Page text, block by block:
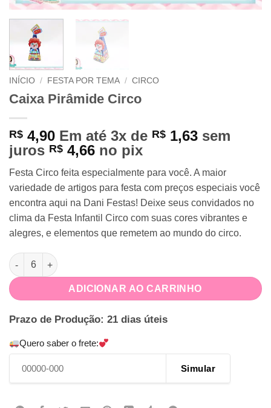
INÍCIO / FESTA POR TEMA / CIRCO
Caixa Pirâmide Circo
R$ 4,90 Em até 3x de R$ 1,63 sem
juros R$ 4,66 no pix
Festa Circo feita especialmente para você. A maior
variedade de artigos para festa com preços especiais você
encontra aqui na Dani Festas! Deixe seus convidados no
clima da Festa Infantil Circo com suas cores vibrantes e
alegres, e elementos que remetem ao mundo do circo.
Caixa Pirâmide Circo quantidade
ADICIONAR AO CARRINHO
Prazo de Produção: 21 dias úteis
Quero saber o frete:
Simular